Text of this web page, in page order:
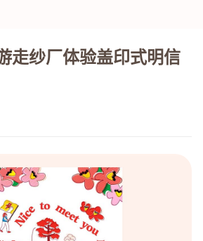
走纱厂体验盖印式明信